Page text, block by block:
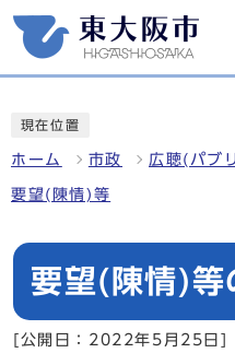
現在位置
ホーム 市政 広聴(パブ
要望(陳情)等
要望(陳情)等
[公開日：2022年5月25日]